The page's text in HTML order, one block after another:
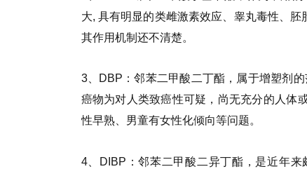
大, 具有明显的类雌激素效应、睾丸毒性、
其作用机制还不清楚。
3、DBP：邻苯二甲酸二丁酯，属于增塑剂
癌物为对人类致癌性可疑，尚无充分的人体
性早熟、男童有女性化倾向等问题。
4、DIBP：邻苯二甲酸二异丁酯，是近年